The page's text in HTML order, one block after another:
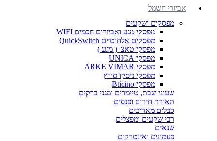
אביזרי חשמל
מפסקים ושקעים
מפסקי מגע ואביזרים חכמים WIFI
מפסקים אלחוטיים QuickSwitch
מפסקי טאצ' ( מגע )
מפסקי UNICA
מפסקי ARKE VIMAR
מפסקי ניסקו סוויץ
מפסקי Bticino
שעוני שבת, טיימרים ומגני ברקים
תאורת חירום ופנסים
כבלים מאריכים
רבי שקעים ומפצלים
שנאים
פעמונים ואינטרקום